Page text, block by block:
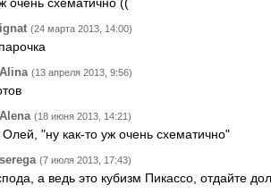
(24 марта 2013, 14:00)
(13 апреля 2013, 9:56)
(18 июня 2013, 14:21)
Олей, "ну как-то уж очень схематично"
(7 июля 2013, 17:43)
а ведь это кубизм Пикассо, отдайте